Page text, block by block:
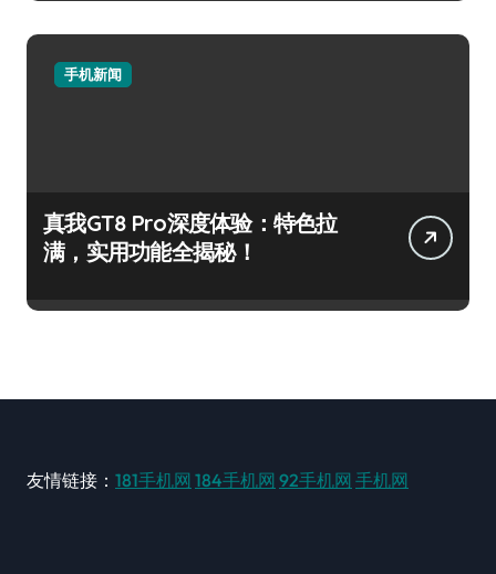
手机新闻
真我GT8 Pro深度体验：特色拉
满，实用功能全揭秘！
友情链接： 181手机网 184手机网 92手机网 手机网